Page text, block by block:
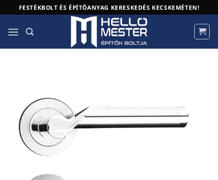
to
content
FESTÉKBOLT ÉS ÉPÍTŐANYAG KERESKEDÉS KECSKEMÉTEN!